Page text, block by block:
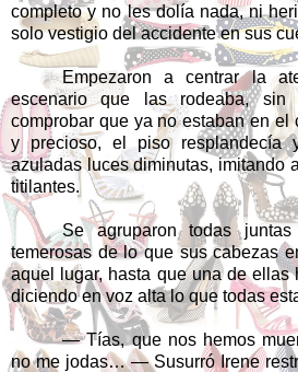
completo y no les dolía nada, ni
solo vestigio del accidente en sus
Empezaron a centrar la
escenario que las rodeaba,
comprobar que ya no estaban en el
y precioso, el piso
azuladas luces diminutas, imitando
titilantes.
Se agruparon todas
temerosas de lo que sus cabezas
aquel lugar, hasta que una de ellas
diciendo en voz alta lo que todas
— Tías, que nos hemos
no me jodas… — Susurró Irene